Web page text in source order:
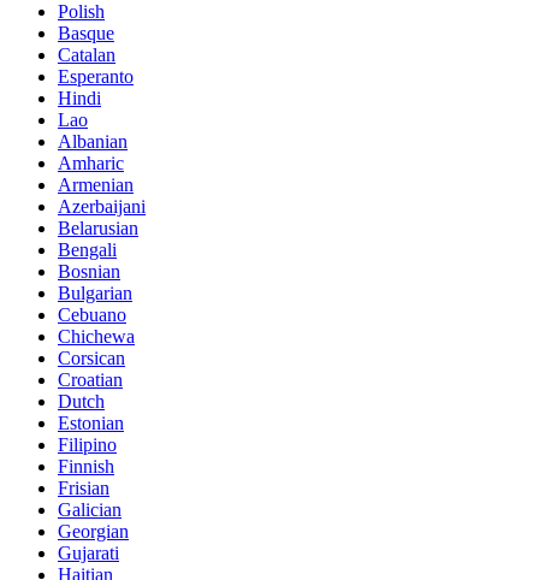
Polish
Basque
Catalan
Esperanto
Hindi
Lao
Albanian
Amharic
Armenian
Azerbaijani
Belarusian
Bengali
Bosnian
Bulgarian
Cebuano
Chichewa
Corsican
Croatian
Dutch
Estonian
Filipino
Finnish
Frisian
Galician
Georgian
Gujarati
Haitian